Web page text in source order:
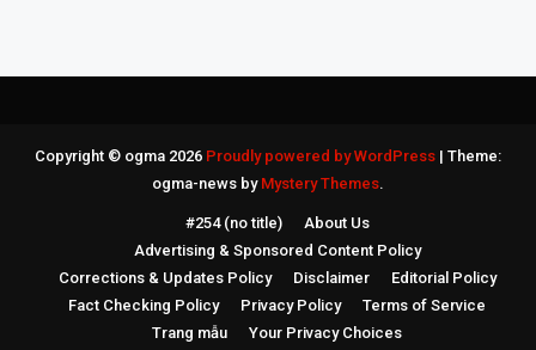
Copyright © ogma 2026 Proudly powered by WordPress | Theme:
ogma-news by Mystery Themes.
#254 (no title)
About Us
Advertising & Sponsored Content Policy
Corrections & Updates Policy
Disclaimer
Editorial Policy
Fact Checking Policy
Privacy Policy
Terms of Service
Trang mẫu
Your Privacy Choices